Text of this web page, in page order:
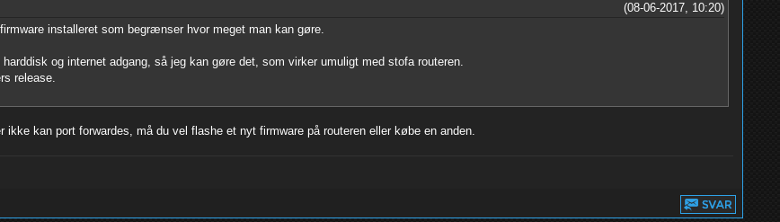
(08-06-2017, 10:20)
installeret som begrænser hvor meget man kan gøre.
og internet adgang, så jeg kan gøre det, som virker umuligt med stofa routeren.
release.
kan port forwardes, må du vel flashe et nyt firmware på routeren eller købe en anden.